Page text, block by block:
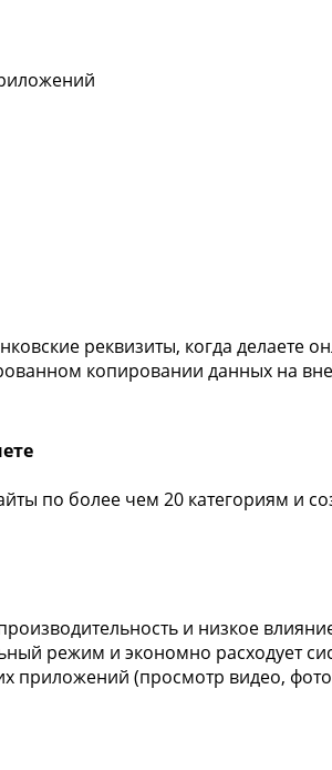
реквизиты, когда делаете
копировании данных на
по более чем 20 категориям и
и низкое
режим и экономно расходует
приложений (просмотр видео,